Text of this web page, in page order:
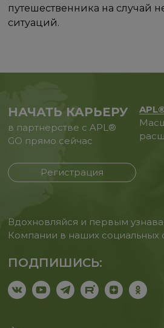
путешественника на случай
ситуаций.
НАЧАТЬ КАРЬЕРУ
в партнерстве с APL®
GO прямо сейчас
Регистрация
Вдохновляйся и первым
Компании в наших социальных
ПОДПИШИСЬ: